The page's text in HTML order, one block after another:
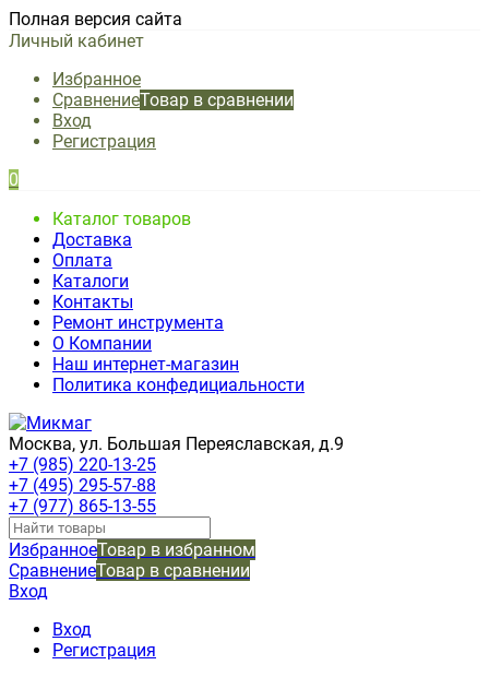
Полная версия сайта
Личный кабинет
Избранное
СравнениеТовар в сравнении
Вход
Регистрация
0
Каталог товаров
Доставка
Оплата
Каталоги
Контакты
Ремонт инструмента
О Компании
Наш интернет-магазин
Политика конфедициальности
Москва, ул. Большая Переяславская, д.9
+7 (985) 220-13-25
+7 (495) 295-57-88
+7 (977) 865-13-55
ИзбранноеТовар в избранном
СравнениеТовар в сравнении
Вход
Вход
Регистрация